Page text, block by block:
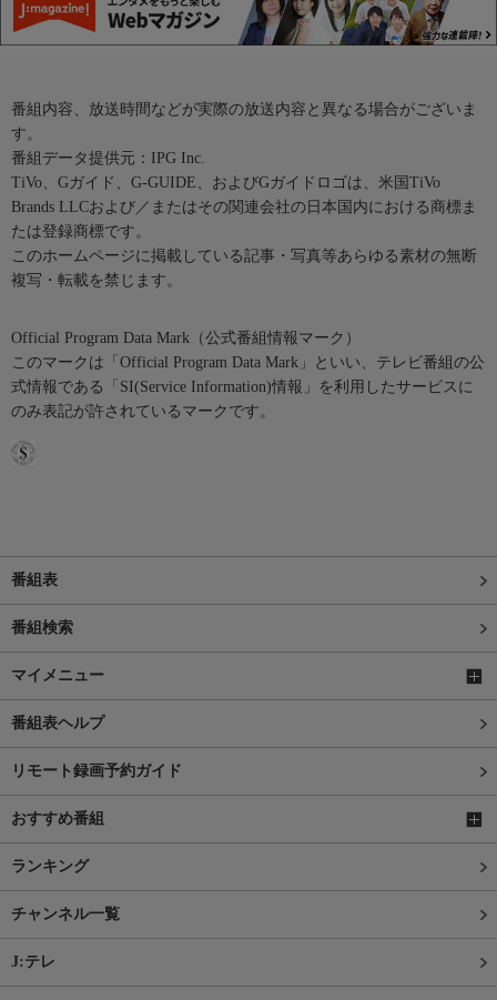
番組内容、放送時間などが実際の放送内容と異なる場合がございま
す。
番組データ提供元：IPG Inc.
TiVo、Gガイド、G-GUIDE、およびGガイドロゴは、米国TiVo
Brands LLCおよび／またはその関連会社の日本国内における商標ま
たは登録商標です。
このホームページに掲載している記事・写真等あらゆる素材の無断
複写・転載を禁じます。
Official Program Data Mark（公式番組情報マーク）
このマークは「Official Program Data Mark」といい、テレビ番組の公
式情報である「SI(Service Information)情報」を利用したサービスに
のみ表記が許されているマークです。
番組表
番組検索
マイメニュー
番組表ヘルプ
リモート録画予約ガイド
おすすめ番組
ランキング
チャンネル一覧
J:テレ